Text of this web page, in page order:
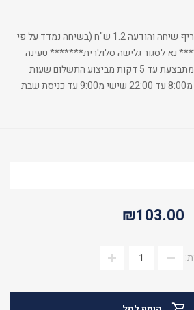
93 ש"ח לכל השימושים תעריף שיחה והודעה 1.2 ש"ח (בשיחה נמדד על פי
0.6 ש"ח ****** נא לסגור גלישה סלולרית******* טעינה
7\24 מיידית לנייד הטעינה מתבצעת עד 5 דקות מביצוע התשלום שעות
פעילות המוקד בימים א'-ה' מ8:00 עד 22:00 שישי מ9:00 עד כניסת שבת
₪103.00